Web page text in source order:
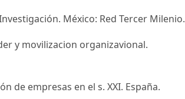
México: Red Tercer Milenio.
y movilizacion organizavional.
de empresas en el s. XXI. España.